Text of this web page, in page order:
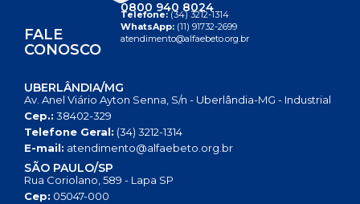
FALE
CONOSCO
0800 940 8024
Telefone:(34) 3212-1314
WhatsApp: (11) 91732-2699
atendimento@alfaebeto.org.br
UBERLÂNDIA/MG
Av. Anel Viário Ayton Senna, S/n - Uberlândia-MG - Industrial
Cep.: 38402-329
Telefone Geral: (34) 3212-1314
E-mail: atendimento@alfaebeto.org.br
SÃO PAULO/SP
Rua Coriolano, 589 - Lapa SP
Cep: 05047-000